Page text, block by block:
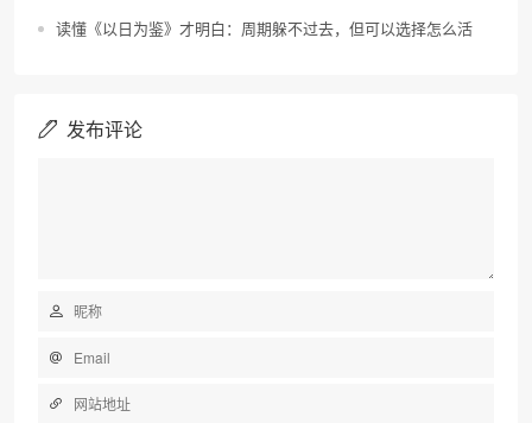
读懂《以日为鉴》才明白：周期躲不过去，但可以选择怎么活
发布评论